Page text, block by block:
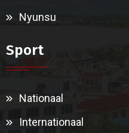
Nyunsu
Sport
Nationaal
Internationaal